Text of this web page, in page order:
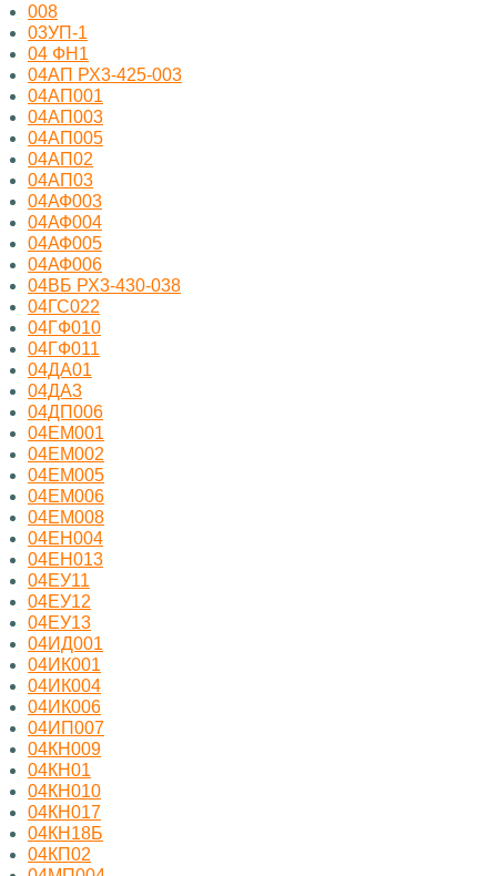
008
03УП-1
04 ФН1
04АП РХ3-425-003
04АП001
04АП003
04АП005
04АП02
04АП03
04АФ003
04АФ004
04АФ005
04АФ006
04ВБ РХ3-430-038
04ГС022
04ГФ010
04ГФ011
04ДА01
04ДА3
04ДП006
04ЕМ001
04ЕМ002
04ЕМ005
04ЕМ006
04ЕМ008
04ЕН004
04ЕН013
04ЕУ11
04ЕУ12
04ЕУ13
04ИД001
04ИК001
04ИК004
04ИК006
04ИП007
04КН009
04КН01
04КН010
04КН017
04КН18Б
04КП02